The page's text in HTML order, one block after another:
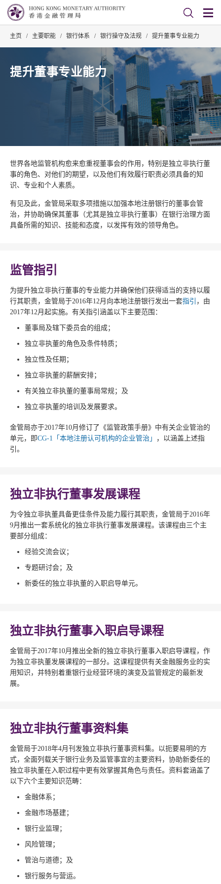
主页 / 主要职能 / 银行体系 / 银行操守及法规 / 提升董事专业能力
提升董事专业能力
世界各地监管机构愈来愈重视董事会的作用，特别是独立非执行董
事的角色、对他们的期望，以及他们有效履行职责必须具备的知
识、专业和个人素质。
有见及此，金管局采取多项措施以加强本地注册银行的董事会管
治，并协助确保其董事（尤其是独立非执行董事）在银行治理方面
具备所需的知识、技能和态度，以发挥有效的领导角色。
监管指引
为提升独立非执行董事的专业能力并确保他们获得适当的支持以履
行其职责，金管局于2016年12月向本地注册银行发出一套指引 ，由
2017年12月起实施。有关指引涵盖以下主要范围：
董事局及辖下委员会的组成；
独立非执董的角色及条件特质；
独立性及任期；
独立非执董的薪酬安排；
有关独立非执董的董事局常规；及
独立非执董的培训及发展要求。
金管局亦于2017年10月修订了《监管政策手册》中有关企业管治的
单元，即CG-1「本地注册认可机构的企业管治」
，以涵盖上述指
引。
独立非执行董事发展课程
为令独立非执董具备更佳条件及能力履行其职责，金管局于2016年
9月推出一套系统化的独立非执行董事发展课程。该课程由三个主
要部分组成：
经验交流会议；
专题研讨会；及
新委任的独立非执董的入职启导单元。
独立非执行董事入职启导课程
金管局于2017年10月推出全新的独立非执行董事入职启导课程，作
为独立非执董发展课程的一部分。这课程提供有关金融服务业的实
用知识，并特别着重银行业经营环境的演变及监管规定的最新发
展。
独立非执行董事资料集
金管局于2018年4月刊发独立非执行董事资料集。以扼要易明的方
式，全面列载关于银行业务及监管事宜的主要资料，协助新委任的
独立非执董在入职过程中更有效掌握其角色与责任。资料套涵盖了
以下六个主要知识范畴：
金融体系；
金融市场基建；
银行业监理；
风险管理；
管治与道德；及
银行服务与营运。